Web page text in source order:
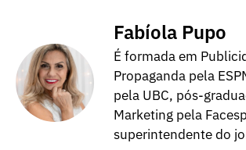
Fabíola Pupo
É formada em
Propaganda pela
pela UBC, pós-
Marketing pela
superintendente do